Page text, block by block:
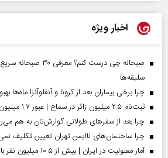
اخبار ویژه
صبحانه چی درست کنم؟
سلیقه‌ها
چرا برخی بیماران بعد از کرونا و آنفلوآنزا ماه‌ها
ثبت‌نام ۲.۵ میلیون زائر در سماح | عبور ۱.۷ میلیون نفر از مرز‌های اربعین
چرا بعد از سفرهای طولانی گوارش‌تان به هم
چرا ساختمان‌های ناایمن تهران تعیین تکلیف
آمار معلولیت در ایران |